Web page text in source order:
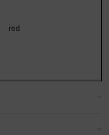
red